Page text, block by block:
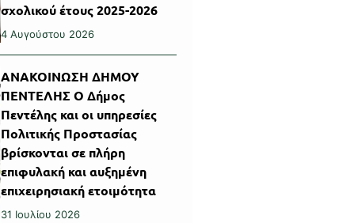
σχολικού έτους 2025-2026
4 Αυγούστου 2026
ΑΝΑΚΟΙΝΩΣΗ ΔΗΜΟΥ
ΠΕΝΤΕΛΗΣ Ο Δήμος
Πεντέλης και οι υπηρεσίες
Πολιτικής Προστασίας
βρίσκονται σε πλήρη
επιφυλακή και αυξημένη
επιχειρησιακή ετοιμότητα
31 Ιουλίου 2026